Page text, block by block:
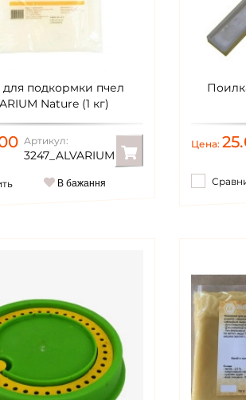
для подкормки пчел
Nature (1 кг)
Артикул:
3247_ALVARIUM
В бажання
Цена: